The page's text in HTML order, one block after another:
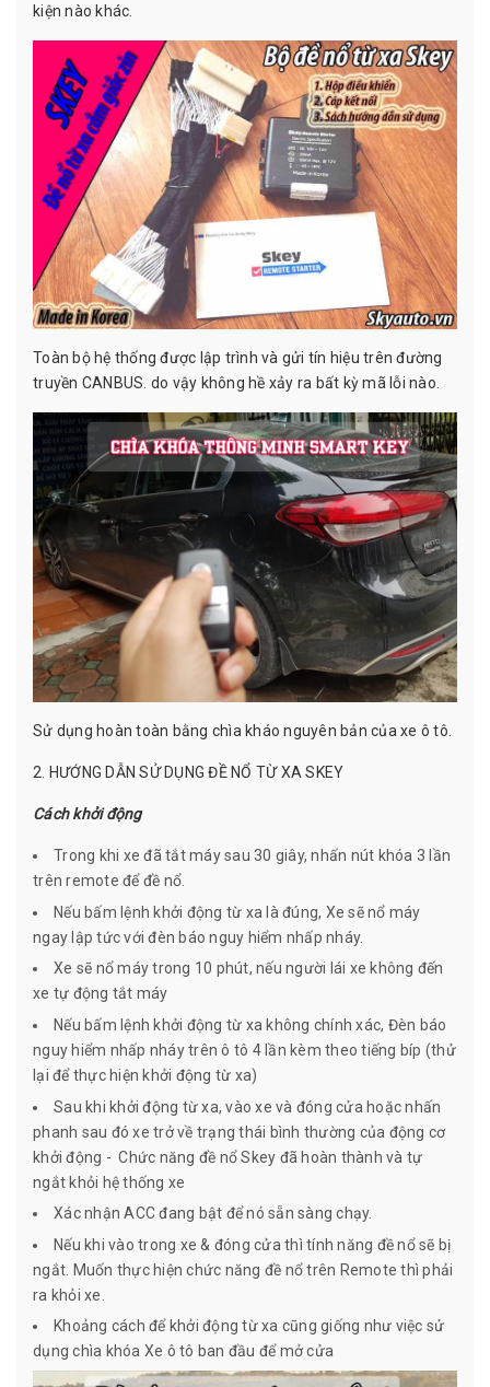
kiện nào khác.
Toàn bộ hệ thống được lập trình và gửi tín hiệu trên đường
truyền CANBUS. do vậy không hề xảy ra bất kỳ mã lỗi nào.
Sử dụng hoàn toàn bằng chìa kháo nguyên bản của xe ô tô.
2. HƯỚNG DẪN SỬ DỤNG ĐỀ NỔ TỪ XA SKEY
Cách khởi động
Trong khi xe đã tắt máy sau 30 giây, nhấn nút khóa 3 lần
trên remote để đề nổ.
Nếu bấm lệnh khởi động từ xa là đúng, Xe sẽ nổ máy
ngay lập tức với đèn báo nguy hiểm nhấp nháy.
Xe sẽ nổ máy trong 10 phút, nếu người lái xe không đến
xe tự động tắt máy
Nếu bấm lệnh khởi động từ xa không chính xác, Đèn báo
nguy hiểm nhấp nháy trên ô tô 4 lần kèm theo tiếng bíp (thử
lại để thực hiện khởi động từ xa)
Sau khi khởi động từ xa, vào xe và đóng cửa hoặc nhấn
phanh sau đó xe trở về trạng thái bình thường của động cơ
khởi động - Chức năng đề nổ Skey đã hoàn thành và tự
ngắt khỏi hệ thống xe
Xác nhận ACC đang bật để nó sẵn sàng chạy.
Nếu khi vào trong xe & đóng cửa thì tính năng đề nổ sẽ bị
ngắt. Muốn thực hiện chức năng đề nổ trên Remote thì phải
ra khỏi xe.
Khoảng cách để khởi động từ xa cũng giống như việc sử
dụng chìa khóa Xe ô tô ban đầu để mở cửa